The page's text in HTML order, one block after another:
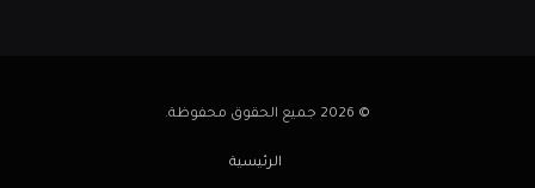
© 2026 جميع الحقوق محفوظة.
الرئيسية